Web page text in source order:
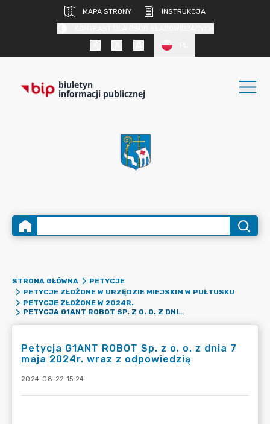
MAPA STRONY
INSTRUKCJA
biuletyn
informacji publicznej
STRONA GŁÓWNA
PETYCJE
PETYCJE ZŁOŻONE W URZĘDZIE MIEJSKIM W PUŁTUSKU
PETYCJE ZŁOŻONE W 2024R.
PETYCJA G1ANT ROBOT SP. Z O. O. Z DNIA 7 MAJA 2024R. WRAZ Z ODPOWIEDZIĄ
Petycja G1ANT ROBOT Sp. z o. o. z dnia 7
maja 2024r. wraz z odpowiedzią
2024-08-22 15:24